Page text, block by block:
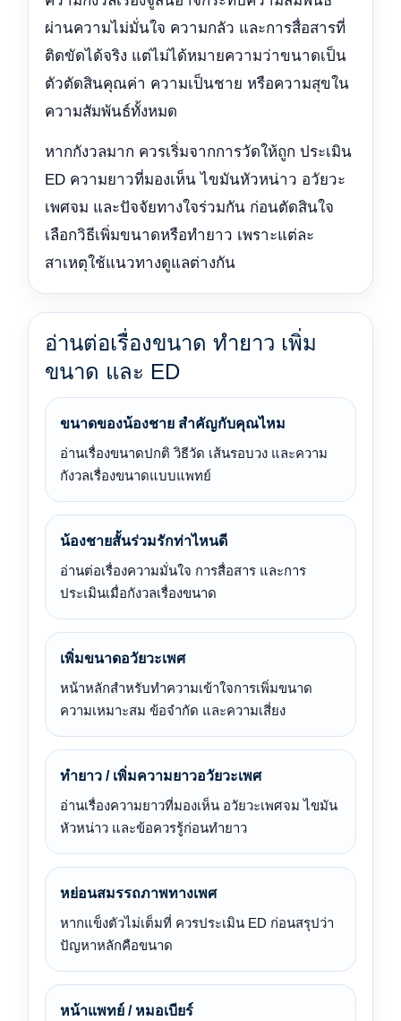
ผ่านความไม่มั่นใจ ความกลัว และการสื่อสารที่
ติดขัดได้จริง แต่ไม่ได้หมายความว่าขนาดเป็น
ตัวตัดสินคุณค่า ความเป็นชาย หรือความสุขใน
ความสัมพันธ์ทั้งหมด
หากกังวลมาก ควรเริ่มจากการวัดให้ถูก ประเมิน
ED ความยาวที่มองเห็น ไขมันหัวหน่าว อวัยวะ
เพศจม และปัจจัยทางใจร่วมกัน ก่อนตัดสินใจ
เลือกวิธีเพิ่มขนาดหรือทำยาว เพราะแต่ละ
สาเหตุใช้แนวทางดูแลต่างกัน
อ่านต่อเรื่องขนาด ทำยาว เพิ่ม
ขนาด และ ED
ขนาดของน้องชาย สำคัญกับคุณไหม
อ่านเรื่องขนาดปกติ วิธีวัด เส้นรอบวง และความ
กังวลเรื่องขนาดแบบแพทย์
น้องชายสั้นร่วมรักท่าไหนดี
อ่านต่อเรื่องความมั่นใจ การสื่อสาร และการ
ประเมินเมื่อกังวลเรื่องขนาด
เพิ่มขนาดอวัยวะเพศ
หน้าหลักสำหรับทำความเข้าใจการเพิ่มขนาด
ความเหมาะสม ข้อจำกัด และความเสี่ยง
ทำยาว / เพิ่มความยาวอวัยวะเพศ
อ่านเรื่องความยาวที่มองเห็น อวัยวะเพศจม ไขมัน
หัวหน่าว และข้อควรรู้ก่อนทำยาว
หย่อนสมรรถภาพทางเพศ
หากแข็งตัวไม่เต็มที่ ควรประเมิน ED ก่อนสรุปว่า
ปัญหาหลักคือขนาด
หน้าแพทย์ / หมอเบียร์